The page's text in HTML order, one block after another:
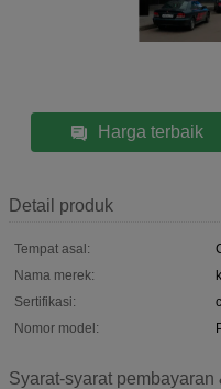
Harga terbaik
Detail produk
Tempat asal:
Nama merek:
Sertifikasi:
Nomor model:
Syarat-syarat pembayaran